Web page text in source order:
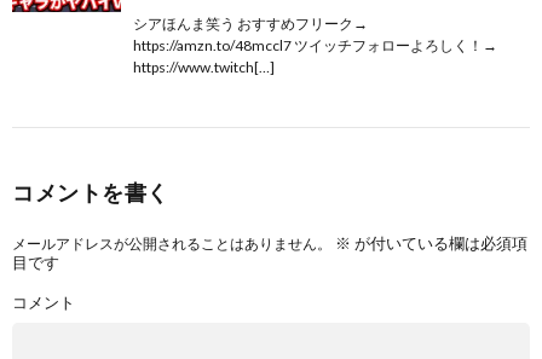
シアほんま笑う おすすめフリーク→
https://amzn.to/48mccl7 ツイッチフォローよろしく！→
https://www.twitch[…]
コメントを書く
メールアドレスが公開されることはありません。 ※ が付いている欄は必須項
目です
コメント